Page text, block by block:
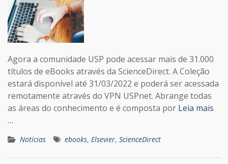
Agora a comunidade USP pode acessar mais de 31.000
títulos de eBooks através da ScienceDirect. A Coleção
estará disponível até 31/03/2022 e poderá ser acessada
remotamente através do VPN USPnet. Abrange todas
as áreas do conhecimento e é composta por Leia mais
…
Notícias ebooks, Elsevier, ScienceDirect